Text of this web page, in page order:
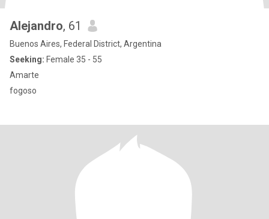
Alejandro, 61
Buenos Aires, Federal District, Argentina
Seeking: Female 35 - 55
Amarte
fogoso